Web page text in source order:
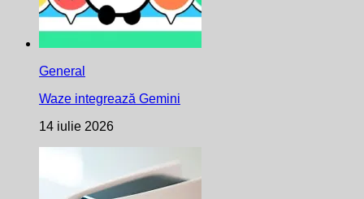
General
Waze integrează Gemini
14 iulie 2026